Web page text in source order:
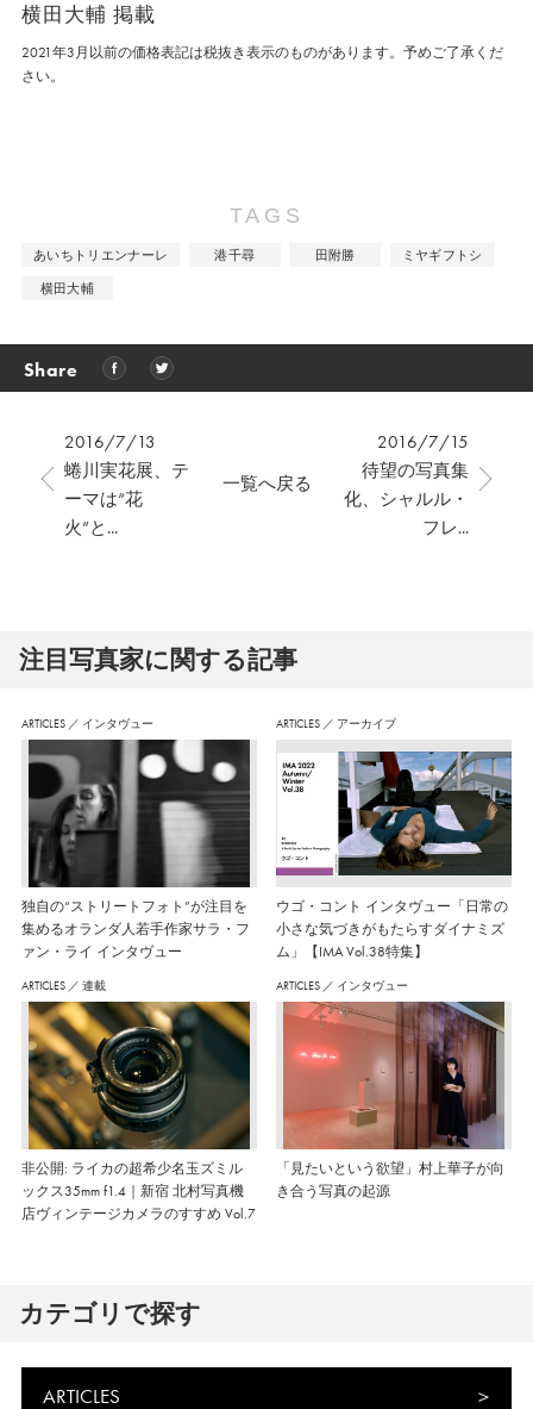
横田大輔 掲載
2021年3月以前の価格表記は税抜き表示のものがあります。予めご了承くだ
さい。
TAGS
あいちトリエンナーレ 港千尋 田附勝
ミヤギフトシ
横田大輔
Share
2016/7/13
蜷川実花展、テ
ーマは“花
火”と...
2016/7/15
待望の写真集
化、シャルル・
フレ...
一覧へ戻る
注⽬写真家に関する記事
ARTICLES ／ インタヴュー
独自の“ストリートフォト”が注目を
集めるオランダ人若手作家サラ・フ
ァン・ライ インタヴュー
ARTICLES ／ アーカイブ
ウゴ・コント インタヴュー「日常の
小さな気づきがもたらすダイナミズ
ム」【IMA Vol.38特集】
ARTICLES ／ 連載
非公開: ライカの超希少名玉ズミル
ックス35mm f1.4｜新宿 北村写真機
店ヴィンテージカメラのすすめ Vol.7
ARTICLES ／ インタヴュー
「見たいという欲望」村上華子が向
き合う写真の起源
カテゴリで探す
ARTICLES